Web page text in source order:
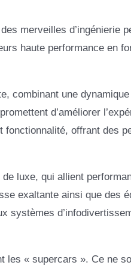
merveilles d’ingénierie
haute performance en
combinant une
d’améliorer
offrant des
luxe, qui allient
exaltante ainsi que des
systèmes
les « supercars ». Ce ne